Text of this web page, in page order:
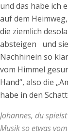
und das habe ich
auf dem
die ziemlich
absteigen und
Nachhinein so
vom Himmel
Hand“, also die
habe in den
Johannes, du
Musik so etwas